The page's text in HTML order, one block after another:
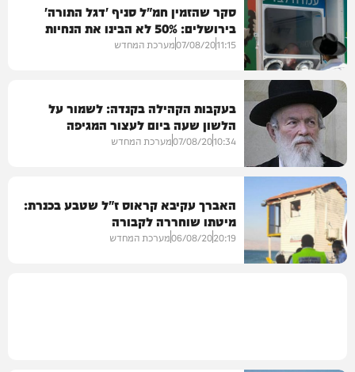
חרדים
סקר שהזמין חמ"ל סניף 'דגל התורה'
בירושלים: 50% לא הבינו את הנחיות
הקורונה
11:15
07/08/20מערכת המחדש
בעקבות הקהילה בקנדה: לשמור על
הלשון שעה ביום לעצור המגיפה
10:34
07/08/20מערכת המחדש
האברך עקיבא קראוס ז"ל שטבע בכנרת:
מיטתו שוחררה לקבורה
20:19
06/08/20מערכת המחדש